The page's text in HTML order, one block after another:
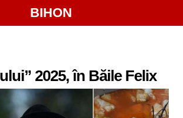
BIHON
2025, în Băile Felix